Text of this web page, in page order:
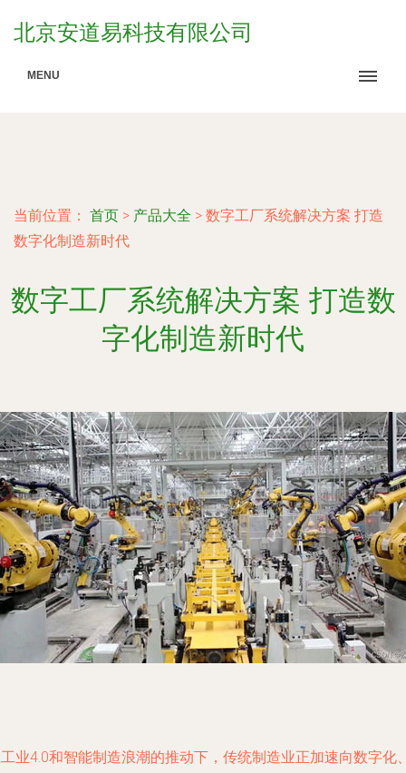
北京安道易科技有限公司
MENU
当前位置： 首页 > 产品大全 > 数字工厂系统解决方案 打造
数字化制造新时代
数字工厂系统解决方案 打造数
字化制造新时代
业4.0和智能制造浪潮的推动下，传统制造业正加速向数字化